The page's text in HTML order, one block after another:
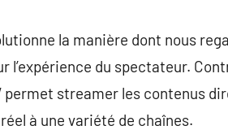
la manière dont nous
du spectateur.
permet streamer les contenus
à une variété de chaînes.